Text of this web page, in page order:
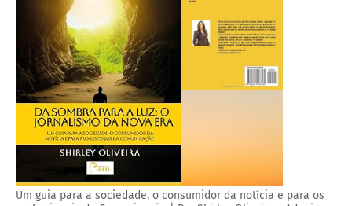
Um guia para a sociedade, o consumidor da notícia e para os